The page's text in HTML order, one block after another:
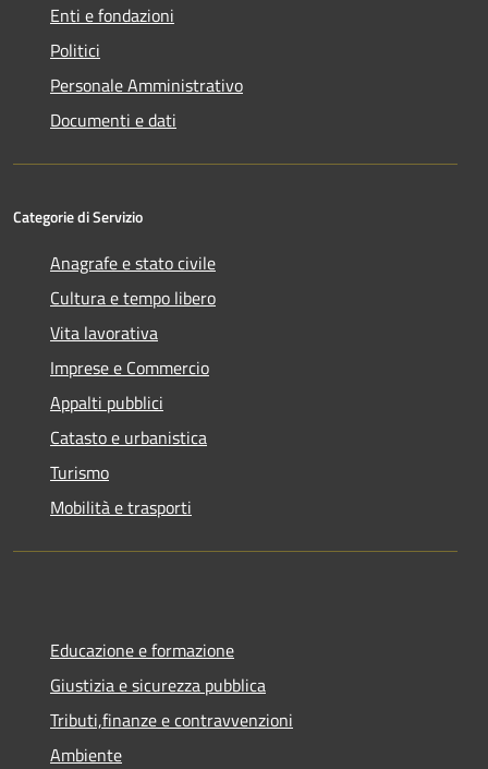
Enti e fondazioni
Politici
Personale Amministrativo
Documenti e dati
Categorie di Servizio
Anagrafe e stato civile
Cultura e tempo libero
Vita lavorativa
Imprese e Commercio
Appalti pubblici
Catasto e urbanistica
Turismo
Mobilità e trasporti
Educazione e formazione
Giustizia e sicurezza pubblica
Tributi,finanze e contravvenzioni
Ambiente